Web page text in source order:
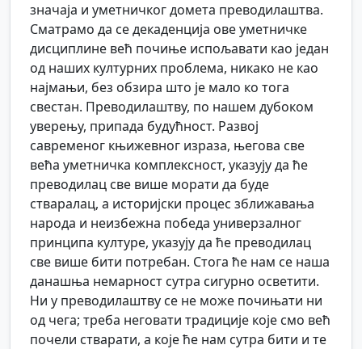
значаја и уметничког домета преводилаштва.
Сматрамо да се декаденција ове уметничке
дисциплине већ почиње испољавати као један
од наших културних проблема, никако не као
најмањи, без обзира што је мало ко тога
свестан. Преводилаштву, по нашем дубоком
уверењу, припада будућност. Развој
савременог књижевног израза, његова све
већа уметничка комплексност, указују да ће
преводилац све више морати да буде
стваралац, а историјски процес зближавања
народа и неизбежна победа универзалног
принципа културе, указују да ће преводилац
све више бити потребан. Стога ће нам се наша
данашња немарност сутра сигурно осветити.
Ни у преводилаштву се не може почињати ни
од чега; треба неговати традиције које смо већ
почели стварати, а које ће нам сутра бити и те